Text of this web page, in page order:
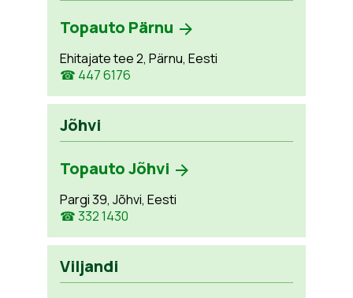
Topauto Pärnu
Ehitajate tee 2, Pärnu, Eesti
☎ 447 6176
Jõhvi
Topauto Jõhvi
Pargi 39, Jõhvi, Eesti
☎ 332 1430
Viljandi